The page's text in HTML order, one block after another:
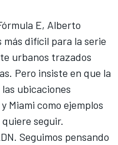
E, Alberto
difícil para la serie
urbanos trazados
Pero insiste en que la
ubicaciones
Miami como ejemplos
seguir.
Seguimos pensando